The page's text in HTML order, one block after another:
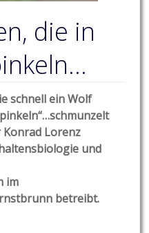
die in
schnell ein Wolf
Lorenz
und
im
betreibt.